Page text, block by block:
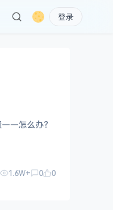
登录
——怎么办？
1.6W+ 0 0